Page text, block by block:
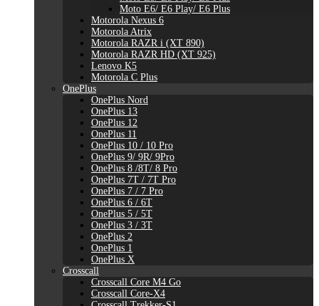
Moto E6/ E6 Play/ E6 Plus
Motorola Nexus 6
Motorola Atrix
Motorola RAZR i (XT 890)
Motorola RAZR HD (XT 925)
Lenovo K5
Motorola C Plus
OnePlus
OnePlus Nord
OnePlus 13
OnePlus 12
OnePlus 11
OnePlus 10 / 10 Pro
OnePlus 9/ 9R/ 9Pro
OnePlus 8 /8T/ 8 Pro
OnePlus 7T / 7T Pro
OnePlus 7 / 7 Pro
OnePlus 6 / 6T
OnePlus 5 / 5T
OnePlus 3 / 3T
OnePlus 2
OnePlus 1
OnePlus X
Crosscall
Crosscall Core M4 Go
Crosscall Core-X4